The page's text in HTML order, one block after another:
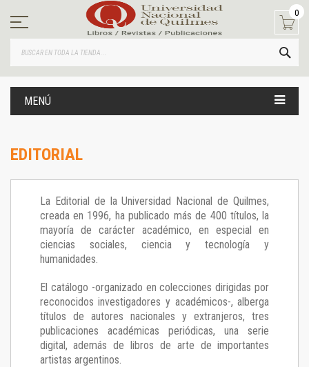
contenido
0
MENÚ
EDITORIAL
La Editorial de la Universidad Nacional de Quilmes,
creada en 1996, ha publicado más de 400 títulos, la
mayoría de carácter académico, en especial en
ciencias sociales, ciencia y tecnología y
humanidades.
El catálogo -organizado en colecciones dirigidas por
reconocidos investigadores y académicos-, alberga
títulos de autores nacionales y extranjeros, tres
publicaciones académicas periódicas, una serie
digital, además de libros de arte de importantes
artistas argentinos.